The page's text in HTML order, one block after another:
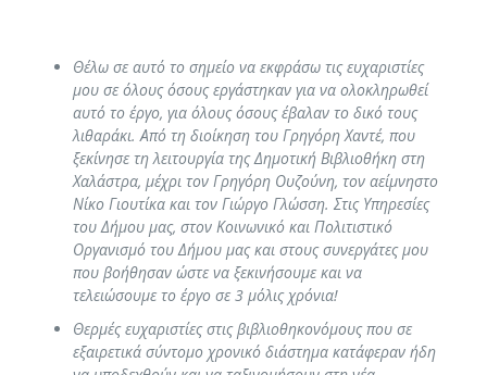
Θέλω σε αυτό το σημείο να εκφράσω τις ευχαριστίες
μου σε όλους όσους εργάστηκαν για να ολοκληρωθεί
αυτό το έργο, για όλους όσους έβαλαν το δικό τους
λιθαράκι. Από τη διοίκηση του Γρηγόρη Χαντέ, που
ξεκίνησε τη λειτουργία της Δημοτική Βιβλιοθήκη στη
Χαλάστρα, μέχρι τον Γρηγόρη Ουζούνη, τον αείμνηστο
Νίκο Γιουτίκα και τον Γιώργο Γλώσση. Στις Υπηρεσίες
του Δήμου μας, στον Κοινωνικό και Πολιτιστικό
Οργανισμό του Δήμου μας και στους συνεργάτες μου
που βοήθησαν ώστε να ξεκινήσουμε και να
τελειώσουμε το έργο σε 3 μόλις χρόνια!
Θερμές ευχαριστίες στις βιβλιοθηκονόμους που σε
εξαιρετικά σύντομο χρονικό διάστημα κατάφεραν ήδη